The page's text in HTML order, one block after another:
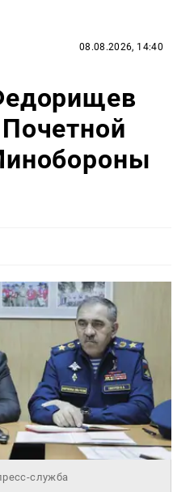
08.08.2026, 14:40
служба